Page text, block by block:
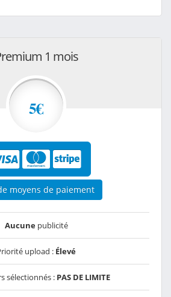
1 mois
5€
moyens de paiement
Aucunepublicité
upload : Élevé
sélectionnés : PAS DE LIMITE